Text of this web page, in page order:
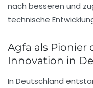
nach besseren und
technische
Agfa als Pionier
Innovation in
In Deutschland